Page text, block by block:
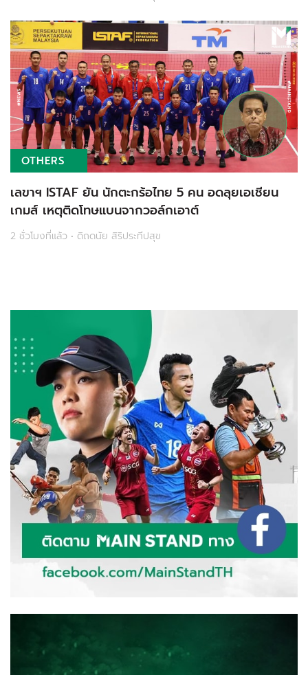
OTHERS
เลขาฯ ISTAF ยัน นักตะกร้อไทย 5 คน อดลุยเอเชียน
เกมส์ เหตุติดโทษแบนจากวอล์กเอาต์
2 ชั่วโมงที่แล้ว • ดิถดนัย สิริประทีปสุข